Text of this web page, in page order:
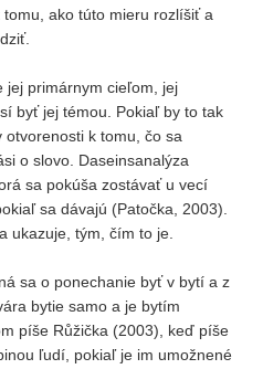
ako túto mieru rozlíšiť a
jej primárnym cieľom, jej
byť jej témou. Pokiaľ by to tak
k tomu, čo sa
o slovo. Daseinsanalýza
sa pokúša zostávať u vecí
sa dávajú (Patočka, 2003).
ukazuje, tým, čím to je.
sa o ponechanie byť v bytí a z
bytie samo a je bytím
píše Růžička (2003), keď píše
ľudí, pokiaľ je im umožnené